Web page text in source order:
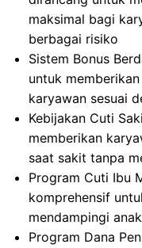
maksimal bagi
berbagai risiko
Sistem Bonus
untuk
karyawan sesuai
Kebijakan Cuti
memberikan
saat sakit tanpa
Program Cuti Ibu
komprehensif
mendampingi
Program Dana